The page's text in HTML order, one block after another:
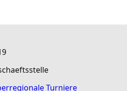
Turniere